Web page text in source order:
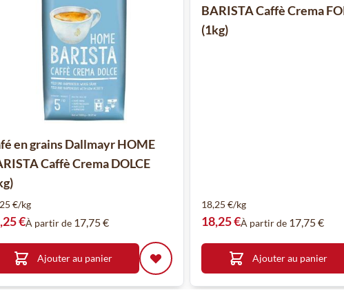
en grains Dallmayr HOME
Caffè Crema DOLCE
€/kg
€À partir de 17,75 €
Ajouter au panier
BARISTA Caffè Crema
(1kg)
18,25 €/kg
18,25 €À partir de 17,75 €
Ajouter au panier